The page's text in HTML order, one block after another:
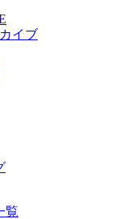
イブ
覧